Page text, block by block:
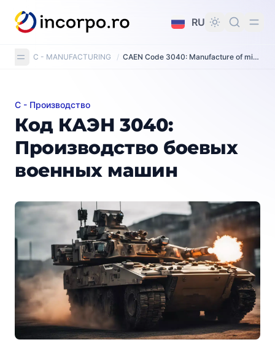
контенту
RU
C - MANUFACTURING / CAEN Code 3040: Manufacture of military fighting vehicles
Код КАЭН 3040: Производство боевых военных
C - Производство
Код КАЭН 3040:
Производство боевых
военных машин